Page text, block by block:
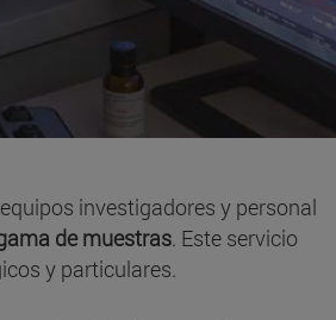
investigadores y personal
de muestras. Este servicio
y particulares.